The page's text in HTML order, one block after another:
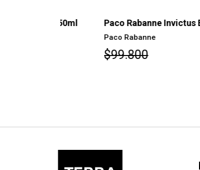
Paco Rabanne Invictus EDT 100ml
Paco Rabanne
$99.800